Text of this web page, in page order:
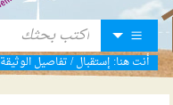
أنت هنا: إستقبال/تفاصيل الوثيقة